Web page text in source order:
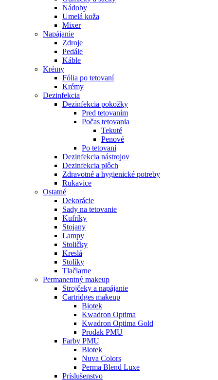
Nádoby
Umelá koža
Mixer
Napájanie
Zdroje
Pedále
Káble
Krémy
Fólia po tetovaní
Krémy
Dezinfekcia
Dezinfekcia pokožky
Pred tetovaním
Počas tetovania
Tekuté
Penové
Po tetovaní
Dezinfekcia nástrojov
Dezinfekcia plôch
Zdravotné a hygienické potreby
Rukavice
Ostatné
Dekorácie
Sady na tetovanie
Kufríky
Stojany
Lampy
Stoličky
Kreslá
Stolíky
Tlačiarne
Permanentný makeup
Strojčeky a napájanie
Cartridges makeup
Biotek
Kwadron Optima
Kwadron Optima Gold
Prodak PMU
Farby PMU
Biotek
Nuva Colors
Perma Blend Luxe
Príslušenstvo